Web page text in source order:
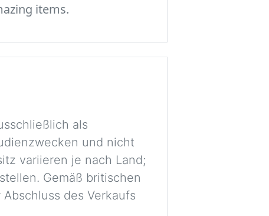
items.
als
und nicht
variieren je nach Land;
Gemäß britischen
des Verkaufs